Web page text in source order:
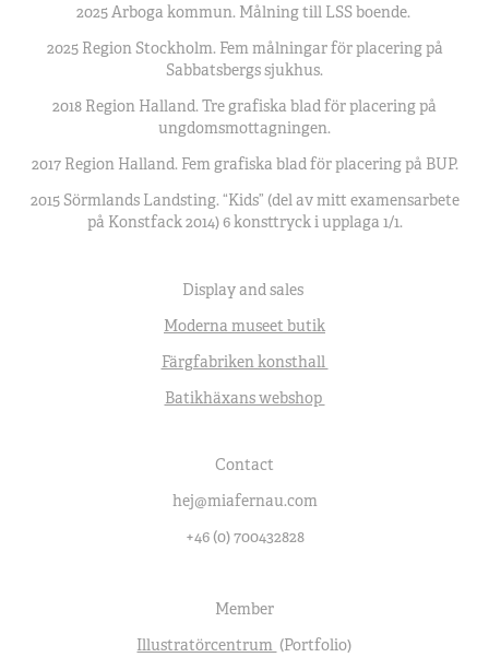
2025 Arboga kommun. Målning till LSS boende.
2025 Region Stockholm. Fem målningar för placering på
Sabbatsbergs sjukhus.
2018 Region Halland. Tre grafiska blad för placering på
ungdomsmottagningen.
2017 Region Halland. Fem grafiska blad för placering på BUP.
2015 Sörmlands Landsting. “Kids” (del av mitt examensarbete
på Konstfack 2014) 6 konsttryck i upplaga 1/1.
Display and sales
Moderna museet butik
Färgfabriken konsthall
Batikhäxans webshop
Contact
hej@miafernau.com
+46 (0) 700432828
Member
Illustratörcentrum (Portfolio)